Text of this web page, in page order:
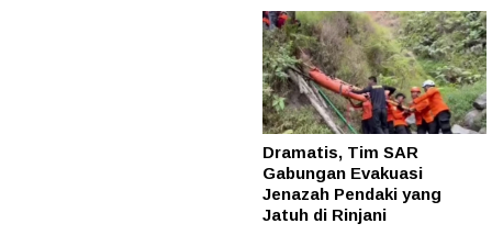
Dramatis, Tim SAR
Gabungan Evakuasi
Jenazah Pendaki yang
Jatuh di Rinjani